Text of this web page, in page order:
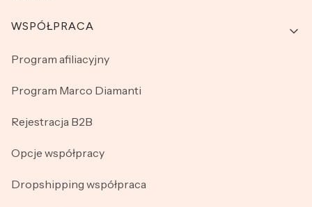
WSPÓŁPRACA
Program afiliacyjny
Program Marco Diamanti
Rejestracja B2B
Opcje współpracy
Dropshipping współpraca